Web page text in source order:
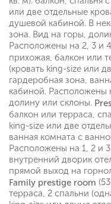
или две отдельные
душевой кабиной. В
зона. Вид на горы,
Расположены на 2, 3 и
прихожая, балкон или
(кровать king-size или
гардеробная зона,
кабиной. Расположены
долину или склоны.
балкон или терраса,
king-size или две
ванная комната с
Расположены на 1, 2 и
внутренний дворик
прямой выход на
Family prestige room
терраса, 2 спальни